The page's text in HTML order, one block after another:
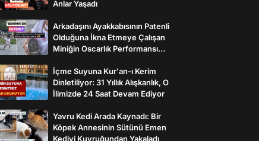
Anlar Yaşadı
Arkadaşını Ayakkabısının Patenli
Olduğuna İkna Etmeye Çalışan
Miniğin Oscarlık Performansı
İçme Suyuna Kur'an-ı Kerim
Dinletiliyor: 31 Yıllık Alışkanlık, O
İlimizde 24 Saat Devam Ediyor
Yavru Kedi Arada Kaynadı: Bir
Köpek Annesinin Sütünü Emen
Kediyi Kuyruğundan Yakaladı